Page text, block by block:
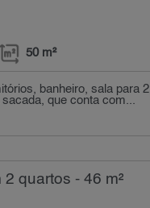
50 m²
banheiro, sala para 2
que conta com...
quartos - 46 m²